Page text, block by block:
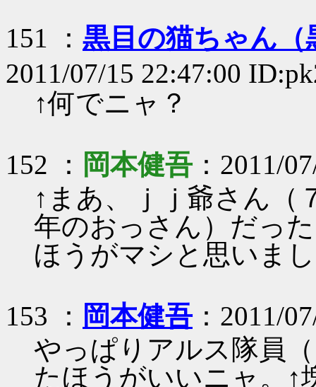
151 ： 黒目の猫ちゃん
2011/07/15 22:47:00
↑何でニャ？
152 ： 岡本健吾：2011/
↑まあ、ｊｊ爺さん（
年のおっさん）だっ
ほうがマシと思いま
153 ： 岡本健吾：2011/
やっぱりアルス隊員
たほうがいいニャ。↑